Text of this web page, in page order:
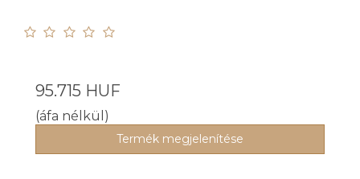
95.715 HUF
(áfa nélkül)
Termék megjelenítése